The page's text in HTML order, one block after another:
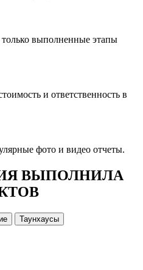
только выполненные этапы
и ответственность в
фото и видео отчеты.
ВЫПОЛНИЛА
Таунхаусы